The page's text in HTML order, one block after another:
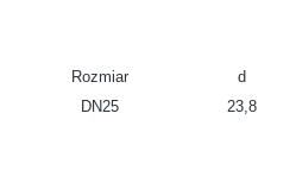
Rozmiar d
DN25
23,8